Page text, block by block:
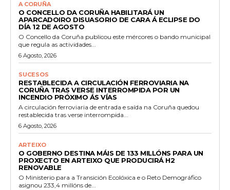
A CORUÑA
O CONCELLO DA CORUÑA HABILITARÁ UN
APARCADOIRO DISUASORIO DE CARA Á ECLIPSE DO
DÍA 12 DE AGOSTO
O Concello da Coruña publicou este mércores o bando municipal
que regula as actividades...
6 Agosto, 2026
SUCESOS
RESTABLECIDA A CIRCULACIÓN FERROVIARIA NA
CORUÑA TRAS VERSE INTERROMPIDA POR UN
INCENDIO PRÓXIMO ÁS VÍAS
A circulación ferroviaria de entrada e saída na Coruña quedou
restablecida tras verse interrompida...
6 Agosto, 2026
ARTEIXO
O GOBERNO DESTINA MÁIS DE 133 MILLÓNS PARA UN
PROXECTO EN ARTEIXO QUE PRODUCIRÁ H2
RENOVABLE
O Ministerio para a Transición Ecolóxica e o Reto Demográfico
asignou 233,4 millóns de...